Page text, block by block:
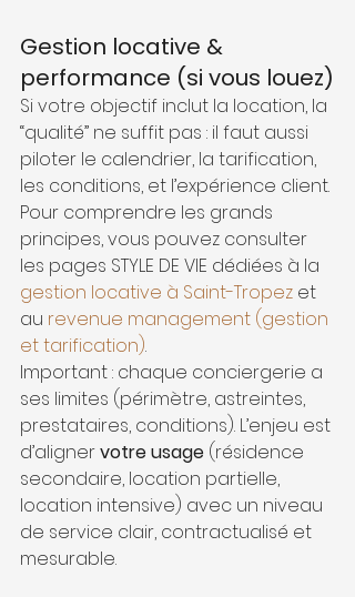
Gestion locative &
performance (si vous louez)
Si votre objectif inclut la location, la
“qualité” ne suffit pas : il faut aussi
piloter le calendrier, la tarification,
les conditions, et l’expérience client.
Pour comprendre les grands
principes, vous pouvez consulter
les pages STYLE DE VIE dédiées à la
gestion locative à Saint-Tropez et
au revenue management (gestion
et tarification).
Important : chaque conciergerie a
ses limites (périmètre, astreintes,
prestataires, conditions). L’enjeu est
d’aligner votre usage (résidence
secondaire, location partielle,
location intensive) avec un niveau
de service clair, contractualisé et
mesurable.